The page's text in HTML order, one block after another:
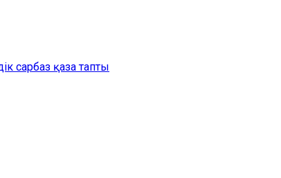
сарбаз қаза тапты